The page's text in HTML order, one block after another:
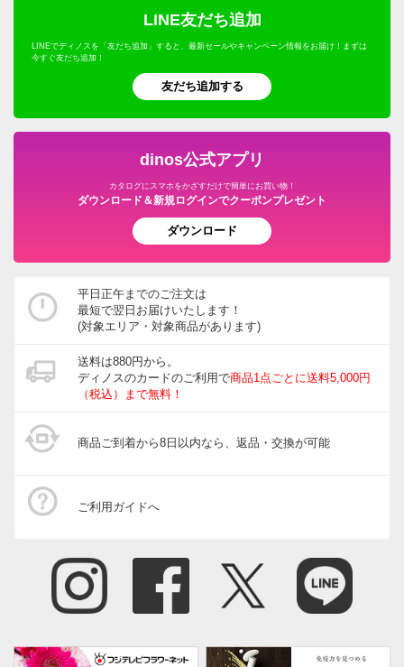
LINE友だち追加
LINEでディノスを「友だち追加」すると、最新セールやキャンペーン情報をお届け！まずは
今すぐ友だち追加！
友だち追加する
dinos公式アプリ
カタログにスマホをかざすだけで簡単にお買い物！
ダウンロード＆新規ログインでクーポンプレゼント
ダウンロード
平日正午までのご注文は
最短で翌日お届けいたします！
(対象エリア・対象商品があります)
送料は880円から。
ディノスのカードのご利用で商品1点ごとに送料5,000円
（税込）まで無料！
商品ご到着から8日以内なら、返品・交換が可能
ご利用ガイドへ